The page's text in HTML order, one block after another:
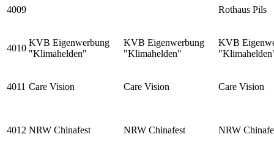
4009 Rothaus Pils
4010
KVB Eigenwerbung
"Klimahelden"
KVB Eigenwerbung
"Klimahelden"
KVB
4011 Care Vision Care Vision Care Vision
4012 NRW Chinafest NRW Chinafest NRW